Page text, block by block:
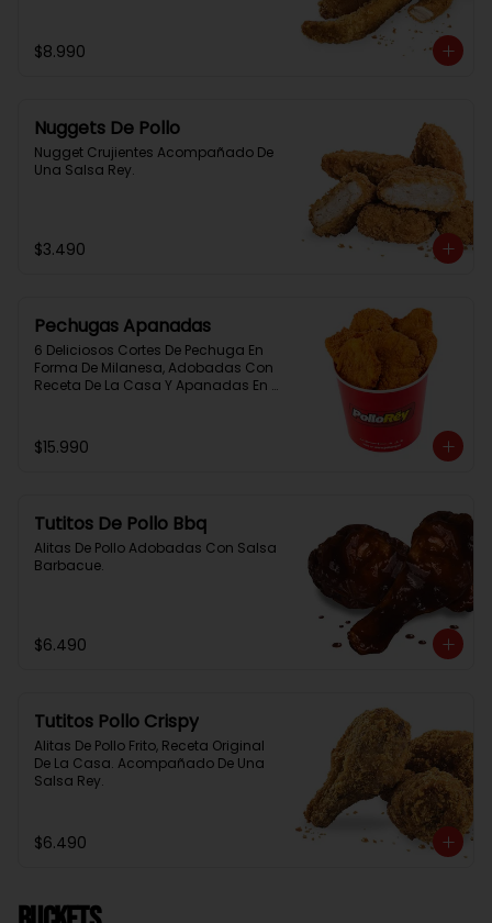
$8.990
Nuggets De Pollo
Nugget Crujientes Acompañado De
Una Salsa Rey.
$3.490
Pechugas Apanadas
6 Deliciosos Cortes De Pechuga En
Forma De Milanesa, Adobadas Con
Receta De La Casa Y Apanadas En
$15.990
Tutitos De Pollo Bbq
Alitas De Pollo Adobadas Con Salsa
Barbacue.
$6.490
Tutitos Pollo Crispy
Alitas De Pollo Frito, Receta Original
De La Casa. Acompañado De Una
Salsa Rey.
$6.490